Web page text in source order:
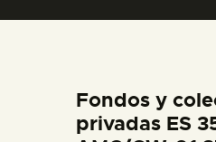
ESPAÑOL
Fondos y
privadas ES